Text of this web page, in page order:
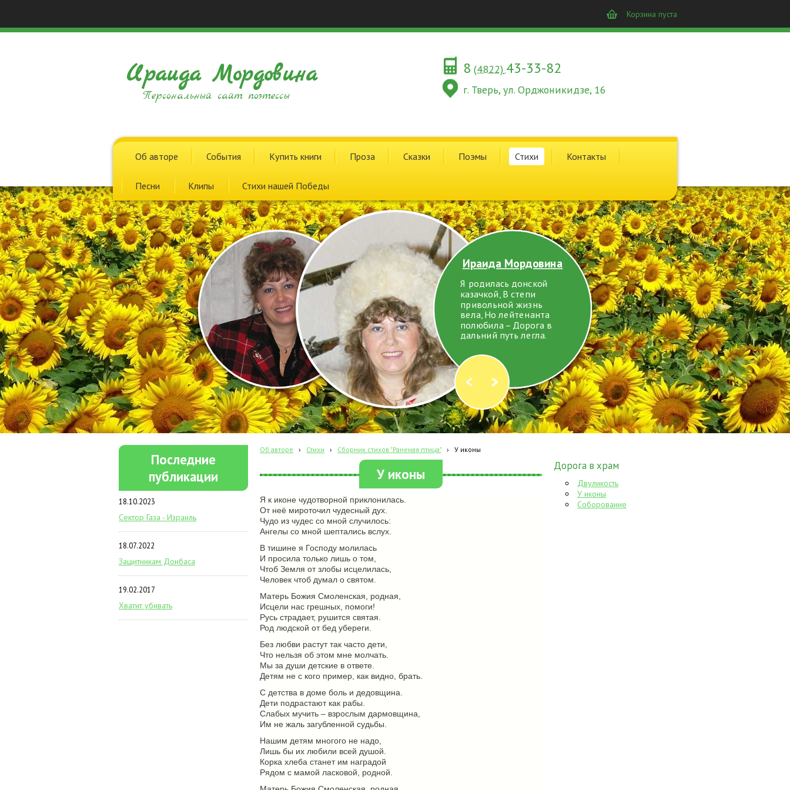
Корзина пуста
Ираида Мордовина
Персональный сайт поэтессы
8 (4822) 43-33-82
г. Тверь, ул. Орджоникидзе, 16
Об авторе События Купить книги Проза Сказки Поэмы Стихи Контакты
Песни Клипы Стихи нашей Победы
Ираида Мордовина
Я родилась донской
казачкой, В степи
привольной жизнь
вела, Но лейтенанта
полюбила – Дорога в
дальний путь легла.
Последние
публикации
18.10.2023
Сектор Газа - Израиль
18.07.2022
Защитникам Донбаса
19.02.2017
Хватит убивать
Об авторе › Стихи › Сборник стихов "Раненая птица" › У иконы
У иконы
Я к иконе чудотворной приклонилась.
От неё мироточил чудесный дух.
Чудо из чудес со мной случилось:
Ангелы со мной шептались вслух.
В тишине я Господу молилась
И просила только лишь о том,
Чтоб Земля от злобы исцелилась,
Человек чтоб думал о святом.
Матерь Божия Смоленская, родная,
Исцели нас грешных, помоги!
Русь страдает, рушится святая.
Род людской от бед убереги.
Без любви растут так часто дети,
Что нельзя об этом мне молчать.
Мы за души детские в ответе.
Детям не с кого пример, как видно, брать.
С детства в доме боль и дедовщина.
Дети подрастают как рабы.
Слабых мучить – взрослым дармовщина,
Им не жаль загубленной судьбы.
Нашим детям многого не надо,
Лишь бы их любили всей душой.
Корка хлеба станет им наградой
Рядом с мамой ласковой, родной.
Дорога в храм
Двуликость
У иконы
Соборование